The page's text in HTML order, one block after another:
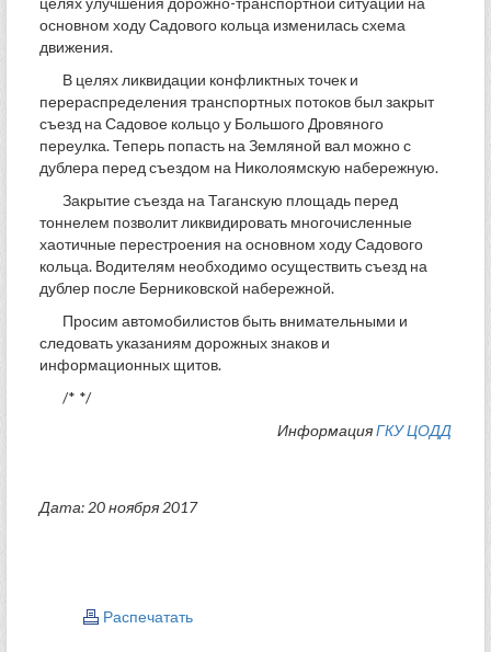
основном ходу Садового кольца изменилась схема
движения.
В целях ликвидации конфликтных точек и
перераспределения транспортных потоков был закрыт
съезд на Садовое кольцо у Большого Дровяного
переулка. Теперь попасть на Земляной вал можно с
дублера перед съездом на Николоямскую набережную.
Закрытие съезда на Таганскую площадь перед
тоннелем позволит ликвидировать многочисленные
хаотичные перестроения на основном ходу Садового
кольца. Водителям необходимо осуществить съезд на
дублер после Берниковской набережной.
Просим автомобилистов быть внимательными и
следовать указаниям дорожных знаков и
информационных щитов.
/* */
ИнформацияГКУ ЦОДД
Дата: 20 ноября 2017
Распечатать